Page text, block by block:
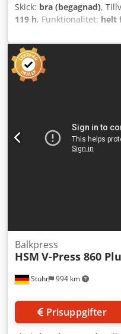
Skick: bra (begagnad),
119 h, Funktionalitet: helt
HSM V-Press 860 plus B,
Tillverkare: HSM Typ: V-
2019 Drifttimmar: 119
Inmatningsöppning: 1500
mm Balmått: ca 1500 x
Vikt: 2340 kg Material:
Pressen är i mycket gott
tekniska data hänvisar
betalningsvillkor: 100%
Stuhr 994 km
Balkpress
HSM V-Press 860
Prisuppgifter